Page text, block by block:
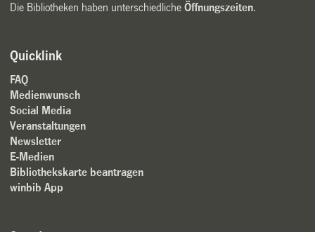
Die Bibliotheken haben unterschiedlicheÖffnungszeiten.
Quicklink
FAQ
Medienwunsch
Social Media
Veranstaltungen
Newsletter
E-Medien
Bibliothekskarte beantragen
winbib App